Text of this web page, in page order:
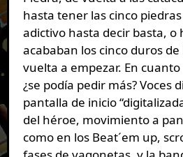
hasta tener las cinco
adictivo hasta decir basta, o
acababan los cinco duros
vuelta a empezar. En
¿se podía pedir más? Voces
pantalla de inicio
del héroe, movimiento a
como en los Beat´em up,